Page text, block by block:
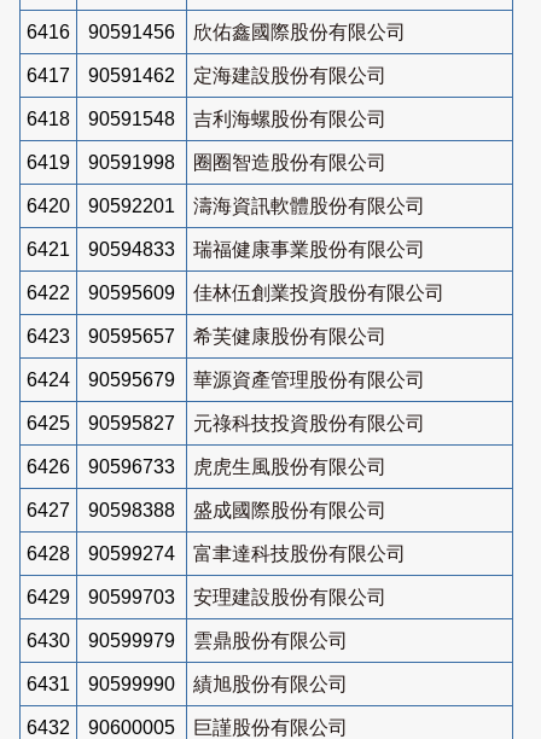
6416 90591456 欣佑鑫國際股份有限公司
6417 90591462 定海建設股份有限公司
6418 90591548 吉利海螺股份有限公司
6419 90591998 圈圈智造股份有限公司
6420 90592201 濤海資訊軟體股份有限公司
6421 90594833 瑞福健康事業股份有限公司
6422 90595609 佳林伍創業投資股份有限公司
6423 90595657 希芙健康股份有限公司
6424 90595679 華源資產管理股份有限公司
6425 90595827 元祿科技投資股份有限公司
6426 90596733 虎虎生風股份有限公司
6427 90598388 盛成國際股份有限公司
6428 90599274 富聿達科技股份有限公司
6429 90599703 安理建設股份有限公司
6430 90599979 雲鼎股份有限公司
6431 90599990 績旭股份有限公司
6432 90600005 巨謹股份有限公司